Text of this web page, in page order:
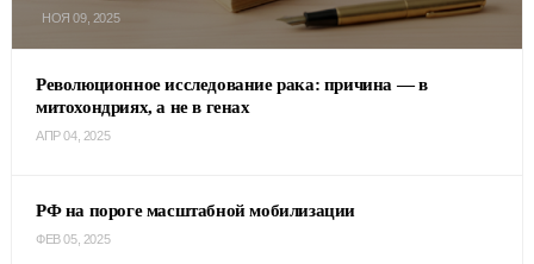
НОЯ 09, 2025
Революционное исследование рака: причина — в
митохондриях, а не в генах
АПР 04, 2025
РФ на пороге масштабной мобилизации
ФЕВ 05, 2025